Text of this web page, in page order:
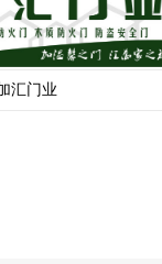
汇门业